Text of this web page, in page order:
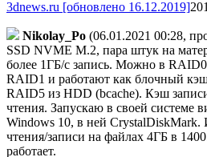
3dnews.ru [обновлено 16.12.2019]
Nikolay_Po (06.01.2021 00:28,
SSD NVME M.2, пара штук на
более 1ГБ/с запись. Можно в
RAID1 и работают как блочный
RAID5 из HDD (bcache). Кэш
чтения. Запускаю в своей системе
Windows 10, в ней CrystalDiskMark.
чтения/записи на файлах 4ГБ в
работает.